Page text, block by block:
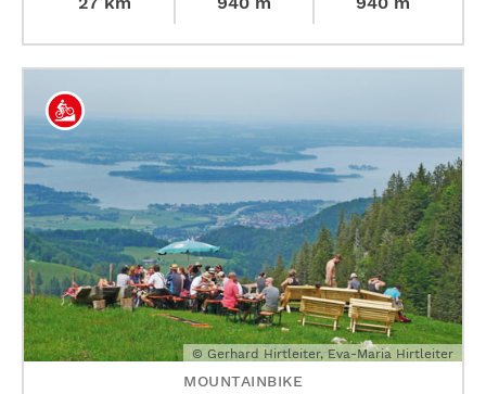
© Gerhard Hirtleiter, Eva-Maria Hirtleiter
MOUNTAINBIKE